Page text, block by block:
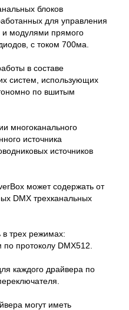
блоков
для управления
и модулями прямого
с током 700ма.
в составе
систем, использующих
по вшитым
многоканального
источника
источников
может содержать от
DMX трехканальных
в трех режимах:
протоколу DMX512.
каждого драйвера по
могут иметь